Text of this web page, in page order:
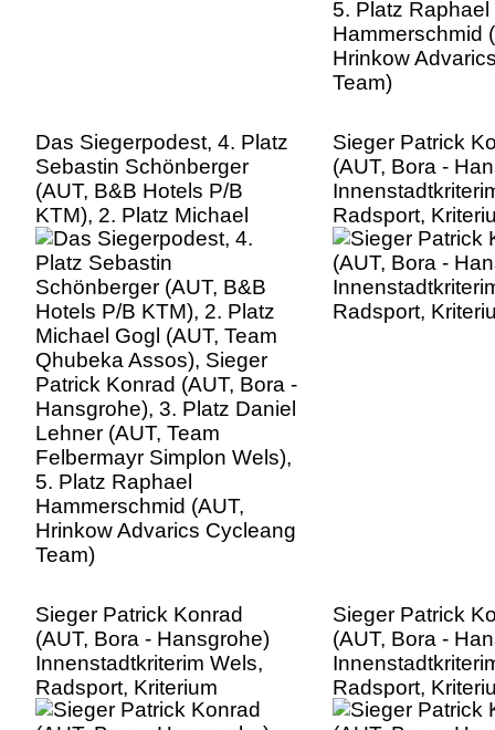
Das Siegerpodest, 4. Platz
Sebastin Schönberger
(AUT, B&B Hotels P/B
KTM), 2. Platz Michael
Gogl (AUT, Team Qhubeka
Assos), Sieger Patrick
Konrad (AUT, Bora -
Hansgrohe), 3. Platz Daniel
Lehner (AUT, Team
Felbermayr Simplon Wels),
5. Platz Raphael
Hammerschmid (AUT,
Hrinkow Advarics Cycleang
Team)
Sieger Patrick
(AUT, Bora -
Radsport,
Sieger Patrick Konrad
(AUT, Bora - Hansgrohe)
Innenstadtkriterim Wels,
Radsport, Kriterium
Sieger Patrick
(AUT, Bora -
Radsport,